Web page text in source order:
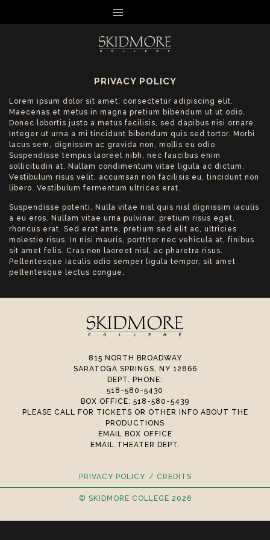
PRIVACY POLICY
Lorem ipsum dolor sit amet, consectetur adipiscing elit.
Maecenas et metus in magna pretium bibendum ut ut odio.
Donec lobortis justo a metus facilisis, sed dapibus nisi ornare.
Integer ut urna a mi tincidunt bibendum quis sed tortor. Morbi
lacus sem, dignissim ac gravida non, mollis eu odio.
Suspendisse tempus laoreet nibh, nec faucibus enim
sollicitudin at. Nullam condimentum vitae ligula ac dictum.
Vestibulum risus velit, accumsan non facilisis eu, tincidunt non
libero. Vestibulum fermentum ultrices erat.
Suspendisse potenti. Nulla vitae nisl quis nisl dignissim iaculis
a eu eros. Nullam vitae urna pulvinar, pretium risus eget,
rhoncus erat. Sed erat ante, pretium sed elit ac, ultricies
molestie risus. In nisi mauris, porttitor nec vehicula at, finibus
sit amet felis. Cras non laoreet nisl, ac pharetra risus.
Pellentesque iaculis odio semper ligula tempor, sit amet
pellentesque lectus congue.
815 NORTH BROADWAY
SARATOGA SPRINGS, NY 12866
DEPT. PHONE:
518-580-5430
BOX OFFICE: 518-580-5439
PLEASE CALL FOR TICKETS OR OTHER INFO ABOUT THE
PRODUCTIONS
EMAIL BOX OFFICE
EMAIL THEATER DEPT.
PRIVACY POLICY CREDITS
© SKIDMORE COLLEGE 2026